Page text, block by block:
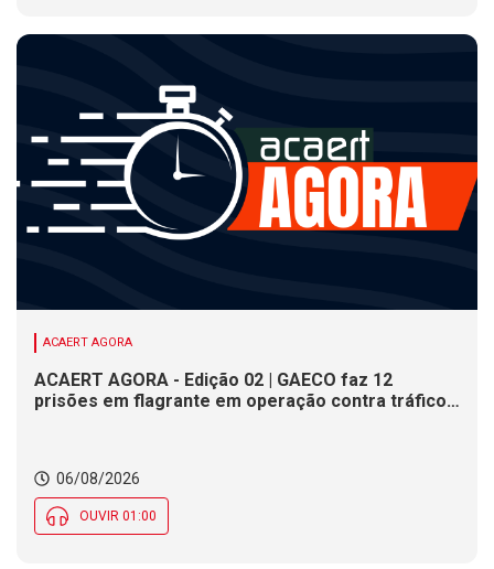
ACAERT AGORA
ACAERT AGORA - Edição 02 | GAECO faz 12
prisões em flagrante em operação contra tráfico
cerâmica em SC
06/08/2026
OUVIR 01:00